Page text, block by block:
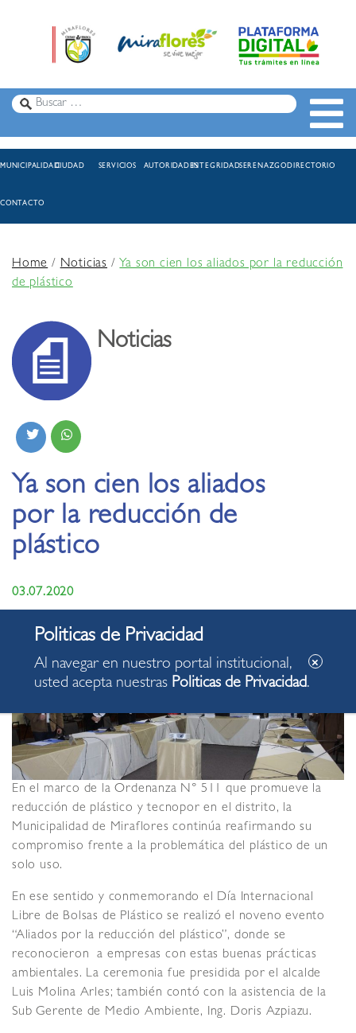
MUNICIPALIDADCIUDAD SERVICIOS AUTORIDADESINTEGRIDADSERENAZGODIRECTORIO
CONTACTO
Home/Noticias /Ya son cien los aliados por la reducción
de plástico
Noticias
Ya son cien los aliados
por la reducción de
plástico
03.07.2020
En el marco de la Ordenanza N° 511 que promueve la
reducción de plástico y tecnopor en el distrito, la
Municipalidad de Miraflores continúa reafirmando su
compromiso frente a la problemática del plástico de un
solo uso.
En ese sentido y conmemorando el Día Internacional
Libre de Bolsas de Plástico se realizó el noveno evento
“Aliados por la reducción del plástico”, donde se
reconocieron a empresas con estas buenas prácticas
ambientales. La ceremonia fue presidida por el alcalde
Luis Molina Arles; también contó con la asistencia de la
Sub Gerente de Medio Ambiente, Ing. Doris Azpiazu.
Al navegar en nuestro portal institucional,
usted acepta nuestras Politicas de Privacidad.